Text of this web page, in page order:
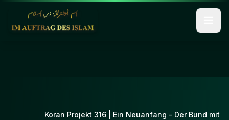
Koran Projekt 316 | Ein Neuanfang - Der Bund mit